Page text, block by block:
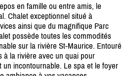
en famille ou entre amis, le
Chalet exceptionnel situé à
ainsi que du magnifique Parc
possède toutes les commodités
sur la rivière St-Maurice. Entouré
la rivière avec un quai pour
incontournable. Le spa et le foyer